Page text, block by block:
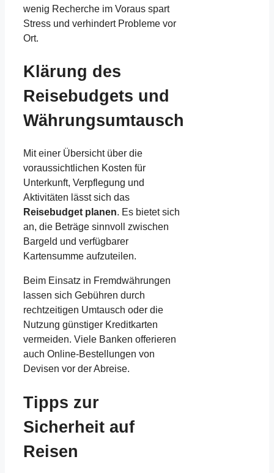
wenig Recherche im Voraus spart
Stress und verhindert Probleme vor
Ort.
Klärung des
Reisebudgets und
Währungsumtausch
Mit einer Übersicht über die
voraussichtlichen Kosten für
Unterkunft, Verpflegung und
Aktivitäten lässt sich das
Reisebudget planen. Es bietet sich
an, die Beträge sinnvoll zwischen
Bargeld und verfügbarer
Kartensumme aufzuteilen.
Beim Einsatz in Fremdwährungen
lassen sich Gebühren durch
rechtzeitigen Umtausch oder die
Nutzung günstiger Kreditkarten
vermeiden. Viele Banken offerieren
auch Online-Bestellungen von
Devisen vor der Abreise.
Tipps zur
Sicherheit auf
Reisen